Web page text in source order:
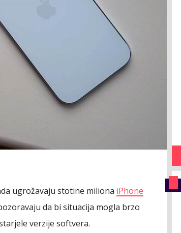
ugrožavaju stotine miliona iPhone
da bi situacija mogla brzo
verzije softvera.